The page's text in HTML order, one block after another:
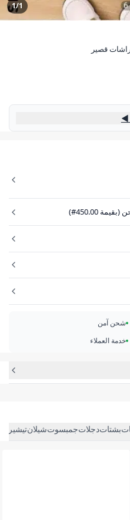
1/1
قصير
◀
شحن آمن
خدمة العملاء
بشتاتدجلاتجمبسوتشيلان